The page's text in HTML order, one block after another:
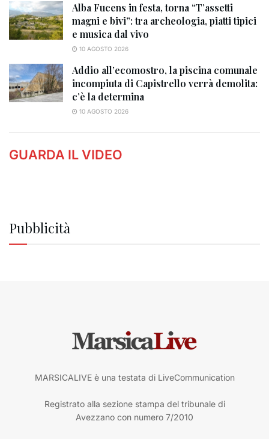
Alba Fucens in festa, torna “T’assetti
magni e bivi”: tra archeologia, piatti tipici
e musica dal vivo
10 AGOSTO 2026
Addio all’ecomostro, la piscina comunale
incompiuta di Capistrello verrà demolita:
c’è la determina
10 AGOSTO 2026
GUARDA IL VIDEO
Pubblicità
MARSICALIVE è una testata di LiveCommunication
Registrato alla sezione stampa del tribunale di
Avezzano con numero 7/2010